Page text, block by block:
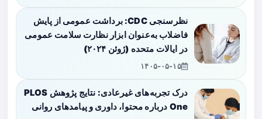
نظرسنجی CDC: برداشت عمومی از پایش
فاضلاب به‌عنوان ابزار نظارت سلامت عمومی
در ایالات متحده (ژوئن ۲۰۲۴)
۱۴۰۵-۰۵-۱۵
درک تجربه‌های غیرعادی: نتایج پژوهش PLOS
One درباره محتوا، داوری و پیامدهای روانی